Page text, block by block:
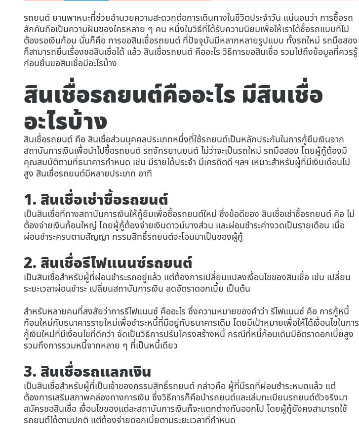
รถยนต์ ยานพาหนะที่ช่วยอำนวยความสะดวกต่อการเดินทางในชีวิตประจำวัน แน่นอนว่า การซื้อรถ
สักคันถือเป็นความฝันของใครหลาย ๆ คน หนึ่งในวิธีที่ได้รับความนิยมเพื่อให้เราได้ซื้อรถแบบที่ไม่
ต้องรอเงินก้อน นั่นก็คือ การขอสินเชื่อรถยนต์ ที่ปัจจุบันมีหลากหลายรูปแบบ ทั้งรถใหม่ รถมือสอง
ก็สามารถยื่นเรื่องขอสินเชื่อได้ แล้ว สินเชื่อรถยนต์ คืออะไร วิธีการขอสินเชื่อ รวมไปถึงข้อมูลที่ควรรู้
ก่อนยื่นขอสินเชื่อมีอะไรบ้าง
สินเชื่อรถยนต์คืออะไร มีสินเชื่อ
อะไรบ้าง
สินเชื่อรถยนต์ คือ สินเชื่อส่วนบุคคลประเภทหนึ่งที่ใช้รถยนต์เป็นหลักประกันในการกู้ยืมเงินจาก
สถาบันการเงินเพื่อนำไปซื้อรถยนต์ รถจักรยานยนต์ ไม่ว่าจะเป็นรถใหม่ รถมือสอง โดยผู้กู้ต้องมี
คุณสมบัติตามที่ธนาคารกำหนด เช่น มีรายได้ประจำ มีเครดิตดี ฯลฯ เหมาะสำหรับผู้ที่มีเงินเดือนไม่
สูง สินเชื่อรถยนต์มีหลายประเภท อาทิ
1. สินเชื่อเช่าซื้อรถยนต์
เป็นสินเชื่อที่ทางสถาบันการเงินให้กู้ยืมเพื่อซื้อรถยนต์ใหม่ ซึ่งข้อดีของ สินเชื่อเช่าซื้อรถยนต์ คือ ไม่
ต้องจ่ายเงินก้อนใหญ่ โดยผู้กู้ต้องจ่ายเงินดาวน์บางส่วน และผ่อนชำระค่างวดเป็นรายเดือน เมื่อ
ผ่อนชำระครบตามสัญญา กรรมสิทธิ์รถยนต์จะโอนมาเป็นของผู้กู้
2. สินเชื่อรีไฟแนนซ์รถยนต์
เป็นสินเชื่อสำหรับผู้ที่ผ่อนชำระรถอยู่แล้ว แต่ต้องการเปลี่ยนแปลงเงื่อนไขของสินเชื่อ เช่น เปลี่ยน
ระยะเวลาผ่อนชำระ เปลี่ยนสถาบันการเงิน ลดอัตราดอกเบี้ย เป็นต้น
สำหรับหลายคนที่สงสัยว่าการรีไฟแนนซ์ คืออะไร ซึ่งความหมายของคำว่า รีไฟแนนซ์ คือ การกู้หนี้
ก้อนใหม่กับธนาคารรายใหม่เพื่อชำระหนี้ที่มีอยู่กับธนาคารเดิม โดยมีเป้าหมายเพื่อให้ได้เงื่อนไขในการ
กู้เงินใหม่ที่มีเงื่อนไขที่ดีกว่า จัดเป็นวิธีการปรับโครงสร้างหนี้ กรณีที่หนี้ก้อนเดิมมีอัตราดอกเบี้ยสูง
รวมถึงการรวมหนี้จากหลาย ๆ ที่เป็นหนี้เดียว
3. สินเชื่อรถแลกเงิน
เป็นสินเชื่อสำหรับผู้ที่เป็นเจ้าของกรรมสิทธิ์รถยนต์ กล่าวคือ ผู้ที่มีรถที่ผ่อนชำระหมดแล้ว แต่
ต้องการเสริมสภาพคล่องทางการเงิน ซึ่งวิธีการก็คือนำรถยนต์และเล่มทะเบียนรถยนต์ตัวจริงมา
สมัครขอสินเชื่อ เงื่อนไขของแต่ละสถาบันการเงินก็จะแตกต่างกันออกไป โดยผู้กู้ยังคงสามารถใช้
รถยนต์ได้ตามปกติ แต่ต้องจ่ายดอกเบี้ยตามระยะเวลาที่กำหนด